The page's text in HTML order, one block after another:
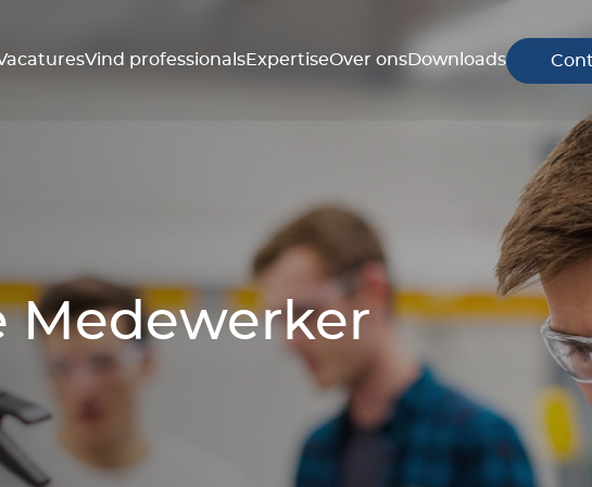
Vind professionalsExpertiseOver onsDownloads
Medewerker